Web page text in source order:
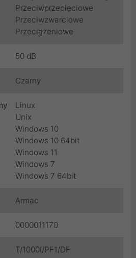
Przeciwprzepięciowe
Przeciwzwarciowe
Przeciążeniowe
50 dB
Czarny
Linux
Unix
Windows 10
Windows 10 64bit
Windows 11
Windows 7
Windows 7 64bit
Armac
0000011170
T/1000I/PF1/DF